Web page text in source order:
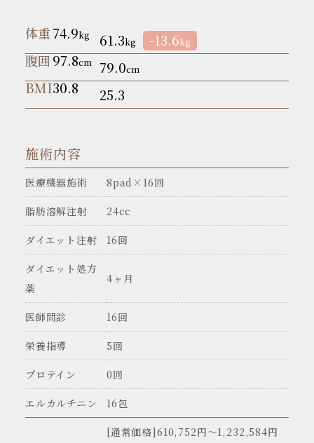
体重74.9kg 61.3kg -13.6kg
腹囲97.8cm 79.0cm
BMI30.8 25.3
施術内容
医療機器施術 8pad×16回
脂肪溶解注射 24cc
ダイエット注射 16回
ダイエット処方
薬
4ヶ月
医師問診 16回
栄養指導 5回
プロテイン 0回
エルカルチニン 16包
[通常価格]610,752円〜1,232,584円